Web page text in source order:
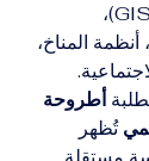
المعلومات الجغرافية (GIS)،
أنظمة المناخ،
أطروحة
تُظهر